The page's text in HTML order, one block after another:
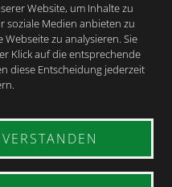
Website, um Inhalte zu
soziale Medien anbieten zu
zu analysieren. Sie
Klick auf die entsprechende
diese Entscheidung jederzeit